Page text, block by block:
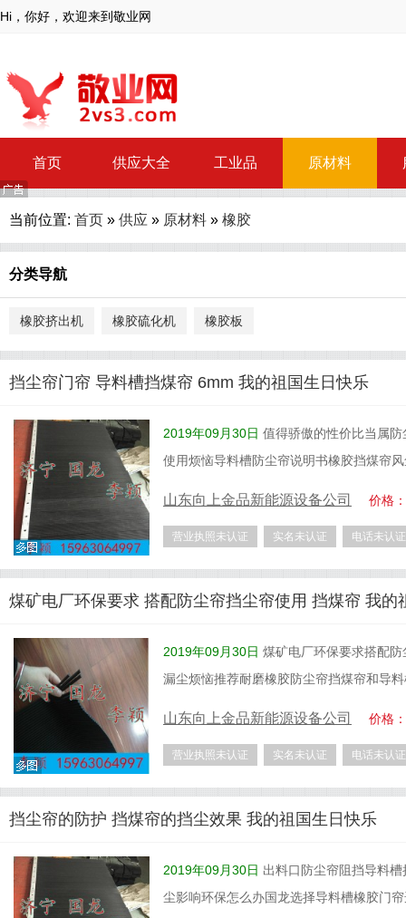
Hi，你好，欢迎来到敬业网
首页 供应大全 工业品 原材料
当前位置: 首页 » 供应 » 原材料 » 橡胶
分类导航
橡胶挤出机 橡胶硫化机 橡胶板
挡尘帘门帘 导料槽挡煤帘 6mm 我的祖国生日快乐
2019年09月30日 值得骄傲的性价比当属
使用烦恼导料槽防尘帘说明书橡胶挡煤帘
山东向上金品新能源设备公司 价格
营业执照未认证 实名未认证 电话未认证
煤矿电厂环保要求 搭配防尘帘挡尘帘使用 挡煤帘 我的
2019年09月30日 煤矿电厂环保要求搭配
漏尘烦恼推荐耐磨橡胶防尘帘挡煤帘和导
山东向上金品新能源设备公司 价格
营业执照未认证 实名未认证 电话未认证
挡尘帘的防护 挡煤帘的挡尘效果 我的祖国生日快乐
2019年09月30日 出料口防尘帘阻挡导料
尘影响环保怎么办国龙选择导料槽橡胶门